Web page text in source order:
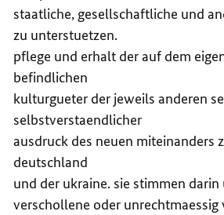
staatliche, gesellschaftliche und
zu unterstuetzen.
pflege und erhalt der auf dem
befindlichen
kulturgueter der jeweils anderen
selbstverstaendlicher
ausdruck des neuen miteinanders
deutschland
und der ukraine. sie stimmen darin
verschollene oder unrechtmaessig